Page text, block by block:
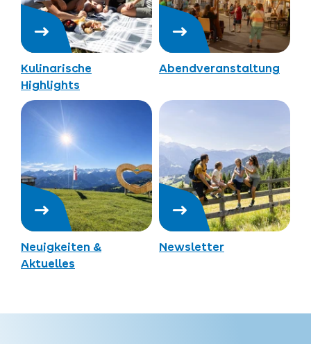
Kulinarische
Highlights
Abendveranstaltung
Neuigkeiten &
Aktuelles
Newsletter